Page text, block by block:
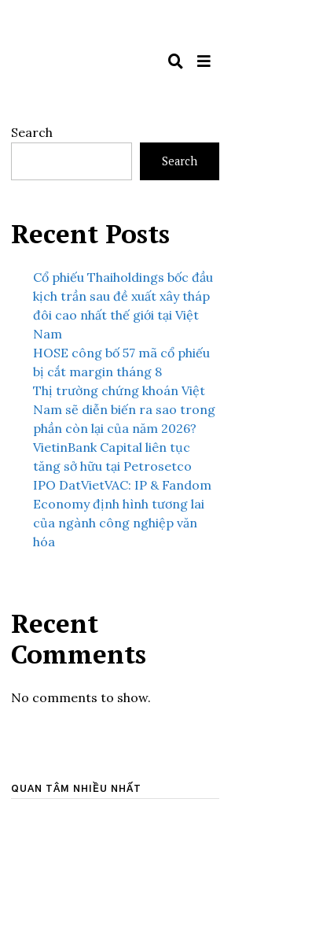
Search
Search
Recent Posts
Cổ phiếu Thaiholdings bốc đầu
kịch trần sau đề xuất xây tháp
đôi cao nhất thế giới tại Việt
Nam
HOSE công bố 57 mã cổ phiếu
bị cắt margin tháng 8
Thị trường chứng khoán Việt
Nam sẽ diễn biến ra sao trong
phần còn lại của năm 2026?
VietinBank Capital liên tục
tăng sở hữu tại Petrosetco
IPO DatVietVAC: IP & Fandom
Economy định hình tương lai
của ngành công nghiệp văn
hóa
Recent
Comments
No comments to show.
QUAN TÂM NHIỀU NHẤT